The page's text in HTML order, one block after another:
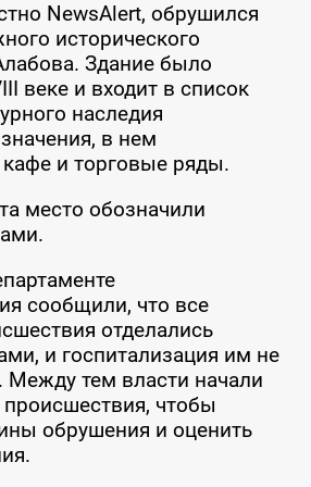
NewsAlert, обрушился
исторического
Здание было
веке и входит в список
наследия
в нем
и торговые ряды.
место обозначили
сообщили, что все
отделались
и госпитализация им не
Между тем власти начали
чтобы
обрушения и оценить